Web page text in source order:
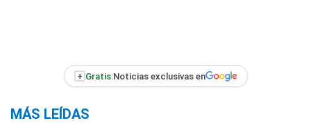
+ Gratis:Noticias exclusivas en
MÁS LEÍDAS